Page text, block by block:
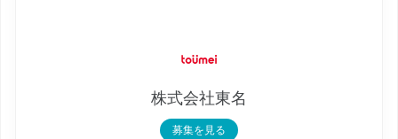
株式会社東名
募集を見る